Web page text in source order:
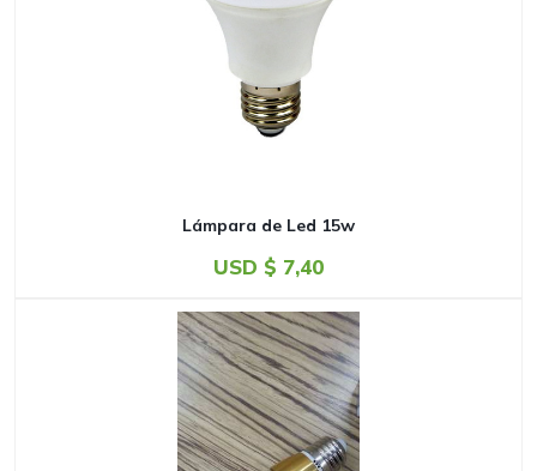
Lámpara de Led 15w
USD $ 7,40